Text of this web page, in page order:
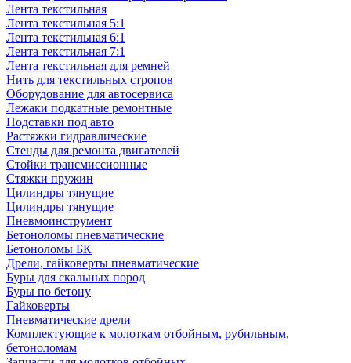
Лента текстильная
Лента текстильная 5:1
Лента текстильная 6:1
Лента текстильная 7:1
Лента текстильная для ремней
Нить для текстильных стропов
Оборудование для автосервиса
Лежаки подкатные ремонтные
Подставки под авто
Растяжки гидравлические
Стенды для ремонта двигателей
Стойки трансмиссионные
Стяжки пружин
Цилиндры тянущие
Цилиндры тянущие
Пневмоинструмент
Бетоноломы пневматические
Бетоноломы БК
Дрели, гайковерты пневматические
Буры для скальных пород
Буры по бетону
Гайковерты
Пневматические дрели
Комплектующие к молоткам отбойным, рубильным,
бетоноломам